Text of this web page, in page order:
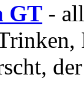
GT -